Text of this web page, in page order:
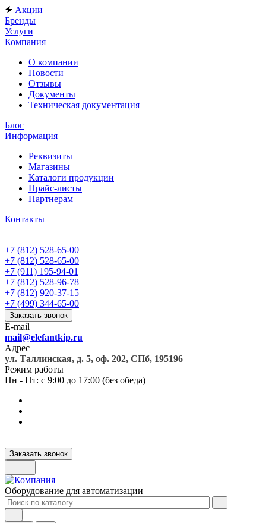
Акции
Бренды
Услуги
Компания
О компании
Новости
Отзывы
Документы
Техническая документация
Блог
Информация
Реквизиты
Магазины
Каталоги продукции
Прайс-листы
Партнерам
Контакты
+7 (812) 528-65-00
+7 (812) 528-65-00
+7 (911) 195-94-01
+7 (812) 528-96-78
+7 (812) 920-37-15
+7 (499) 344-65-00
Заказать звонок
E-mail
mail@elefantkip.ru
Адрес
ул. Таллинская, д. 5, оф. 202, СПб, 195196
Режим работы
Пн - Пт: с 9:00 до 17:00 (без обеда)
Заказать звонок
Оборудование для автоматизации